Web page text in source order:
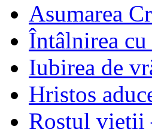
Asumarea
Întâlnirea cu
Iubirea de
Hristos
Rostul vieţii